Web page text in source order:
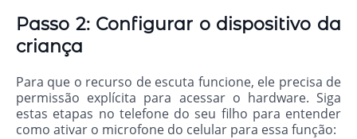
Passo 2: Configurar o dispositivo da
criança
Para que o recurso de escuta funcione, ele precisa de
permissão explícita para acessar o hardware. Siga
estas etapas no telefone do seu filho para entender
como ativar o microfone do celular para essa função: